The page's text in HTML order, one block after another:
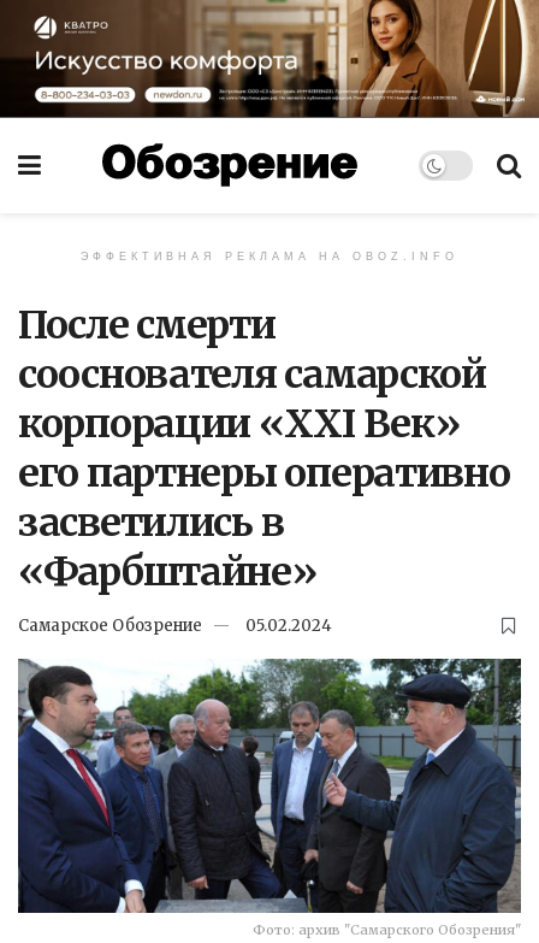
ЭФФЕКТИВНАЯ РЕКЛАМА НА OBOZ.INFO
После смерти
сооснователя самарской
корпорации «XXI Век»
его партнеры оперативно
засветились в
«Фарбштайне»
Самарское Обозрение 05.02.2024
Фото: архив "Самарского Обозрения"